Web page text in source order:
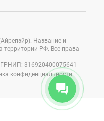
Название и
территории РФ. Все права
316920400075641
конфиденциальности |